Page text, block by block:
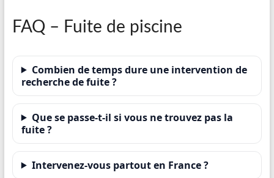
FAQ – Fuite de piscine
Combien de temps dure une intervention de
recherche de fuite ?
Que se passe-t-il si vous ne trouvez pas la
fuite ?
Intervenez-vous partout en France ?